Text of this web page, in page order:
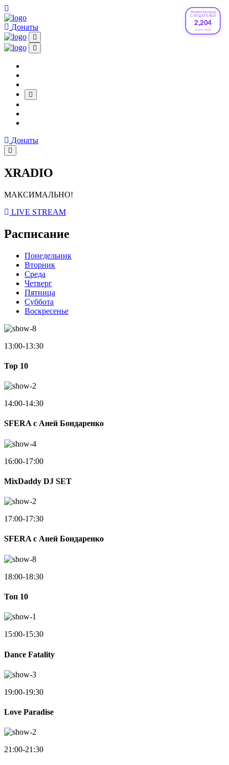
УНИКАЛЬНЫХ
СЛУШАТЕЛЕЙ
2,204
Июле 2026
Донаты
Донаты
XRADIO
МАКСИМАЛЬНО!
LIVE STREAM
Расписание
Понедельник
Вторник
Среда
Четверг
Пятница
Суббота
Воскресенье
13:00-13:30
Top 10
14:00-14:30
SFERA с Аней Бондаренко
16:00-17:00
MixDaddy DJ SET
17:00-17:30
SFERA с Аней Бондаренко
18:00-18:30
Toп 10
15:00-15:30
Dance Fatality
19:00-19:30
Love Paradise
21:00-21:30